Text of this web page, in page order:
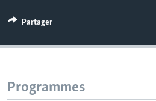
Partager
Programmes